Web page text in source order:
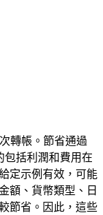
轉帳。節省通過
括利潤和費用在
定示例有效，可能
額、貨幣類型、日
節省。因此，這些